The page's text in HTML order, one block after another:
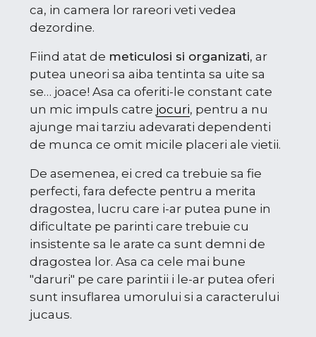
ca, in camera lor rareori veti vedea
dezordine.
Fiind atat de meticulosi si organizati, ar
putea uneori sa aiba tentinta sa uite sa
se… joace! Asa ca oferiti-le constant cate
un mic impuls catre jocuri, pentru a nu
ajunge mai tarziu adevarati dependenti
de munca ce omit micile placeri ale vietii.
De asemenea, ei cred ca trebuie sa fie
perfecti, fara defecte pentru a merita
dragostea, lucru care i-ar putea pune in
dificultate pe parinti care trebuie cu
insistente sa le arate ca sunt demni de
dragostea lor. Asa ca cele mai bune
"daruri" pe care parintii i le-ar putea oferi
sunt insuflarea umorului si a caracterului
jucaus.